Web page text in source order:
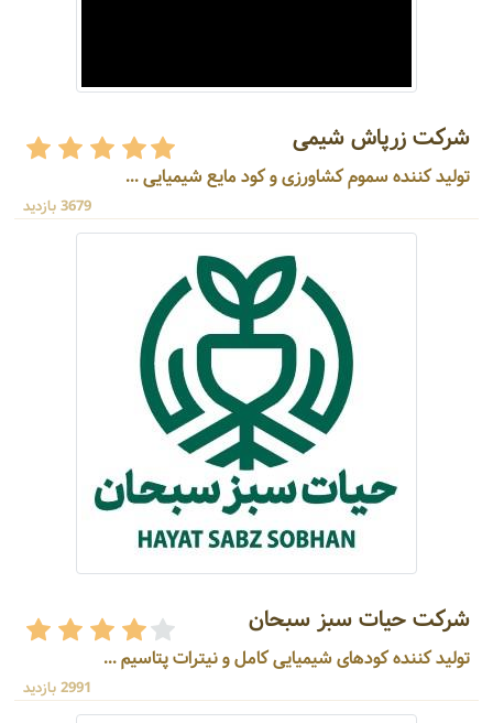
شرکت زرپاش شیمی
تولید کننده سموم کشاورزی و کود مایع شیمیایی ...
3679 بازدید
شرکت حیات سبز سبحان
تولید کننده کودهای شیمیایی کامل و نیترات پتاسیم ...
2991 بازدید